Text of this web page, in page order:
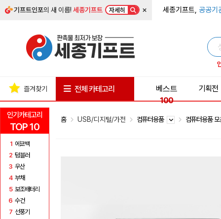
기프트인포의 새 이름!세종기프트 자세히 × 세종기프트, 공공기
인기카테고리
TOP 10
1 에코백
2 텀블러
3 우산
4 부채
5 보조배터리
6 수건
7 선풍기
즐겨찾기 전체 카테고리
베스트
100
기획전
홈 USB/디지털/가전 컴퓨터용품 컴퓨터용품